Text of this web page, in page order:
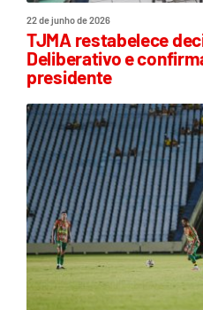
22 de junho de 2026
TJMA restabelece
Deliberativo e
presidente